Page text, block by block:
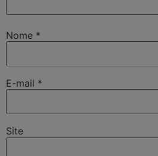
Nome *
E-mail *
Site